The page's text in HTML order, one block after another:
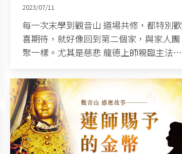
2023/07/11
每一次末學到觀音山 道場共修，都特別歡
喜期待，就好像回到第二個家，與家人團
聚一樣。尤其是慈悲 龍德上師親臨主法…